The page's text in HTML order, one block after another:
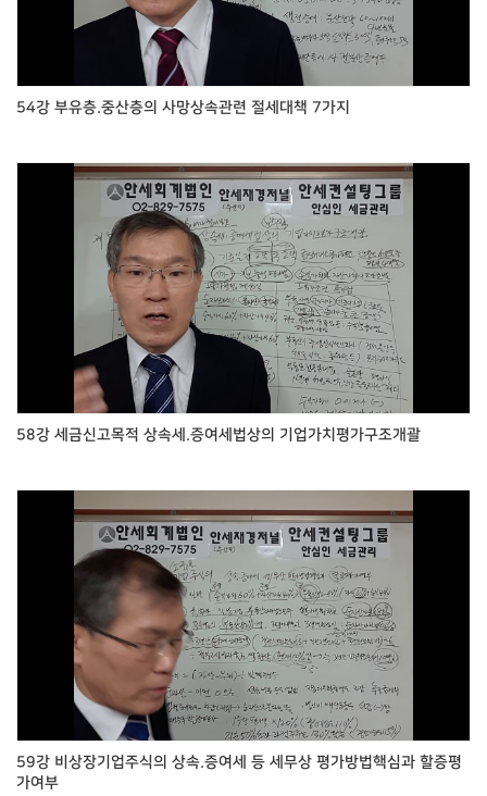
54강 부유층.중산층의 사망상속관련 절세대책 7가지
58강 세금신고목적 상속세.증여세법상의 기업가치평가구조개괄
59강 비상장기업주식의 상속.증여세 등 세무상 평가방법핵심과 할증평
가여부